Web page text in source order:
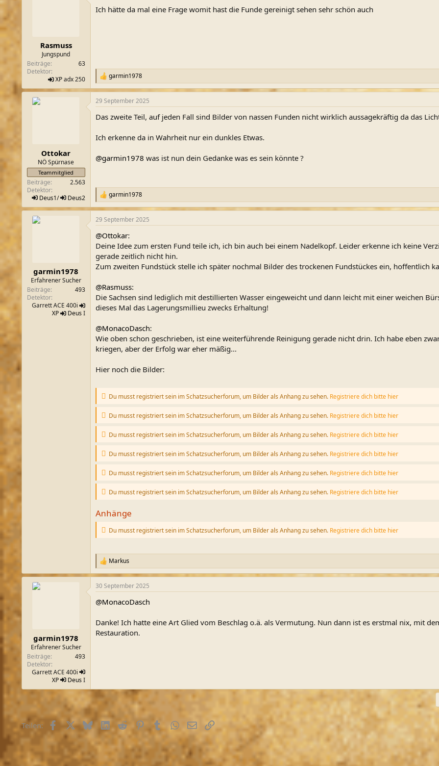
i
Rasmuss
Jungspund
Beiträge
63
Detektor
XPadx 250
Ich hätte da mal eine Frage womit hast die Funde gereinigt sehen sehr schön auch
R
e
a
k
i
n
e
:
garmin1978
Ottokar
NÖ Spürnase
Teammitglied
Beiträge
2.563
Detektor
Deus1/ Deus2
29 September 2025
Das zweite Teil, auf jeden Fall sind Bilder von nassen Funden nicht wirklich aussagekräftig da das
Ich erkenne da in Wahrheit nur ein dunkles Etwas.
@garmin1978 was ist nun dein Gedanke was es sein könnte ?
R
e
a
k
i
o
e
n
garmin1978
garmin1978
Erfahrener Sucher
Beiträge
493
Detektor
Garrett ACE 400i
XP
DeusI
29 September 2025
@Ottokar:
Deine Idee zum ersten Fund teile ich, ich bin auch bei einem Nadelkopf. Leider erkenne ich keine
gerade zeitlich nicht hin.
Zum zweiten Fundstück stelle ich später nochmal Bilder des trockenen Fundstückes ein, hoffentlich
@Rasmuss:
Die Sachsen sind lediglich mit destillierten Wasser eingeweicht und dann leicht mit einer weichen
dieses Mal das Lagerungsmillieu zwecks Erhaltung!
@MonacoDasch:
Wie oben schon geschrieben, ist eine weiterführende Reinigung gerade nicht drin. Ich habe eben
kriegen, aber der Erfolg war eher mäßig...
Hier noch die Bilder:
Du musst registriert sein im Schatzsucherforum, um Bilder als Anhang zu sehen. Registriere dich bitte hier
Du musst registriert sein im Schatzsucherforum, um Bilder als Anhang zu sehen. Registriere dich bitte hier
Du musst registriert sein im Schatzsucherforum, um Bilder als Anhang zu sehen. Registriere dich bitte hier
Du musst registriert sein im Schatzsucherforum, um Bilder als Anhang zu sehen. Registriere dich bitte hier
Du musst registriert sein im Schatzsucherforum, um Bilder als Anhang zu sehen. Registriere dich bitte hier
Du musst registriert sein im Schatzsucherforum, um Bilder als Anhang zu sehen. Registriere dich bitte hier
Anhänge
Du musst registriert sein im Schatzsucherforum, um Bilder als Anhang zu sehen. Registriere dich bitte hier
R
e
a
k
i
n
e
n
Markus
garmin1978
Erfahrener Sucher
Beiträge
493
Detektor
Garrett ACE 400i
XP
DeusI
30 September 2025
@MonacoDasch
Danke! Ich hatte eine Art Glied vom Beschlag o.ä. als Vermutung. Nun dann ist es erstmal nix, mit
Restauration.
Teilen: FacebookX (Twitter)
BlueskyLinkedIn
Reddit PinterestTumblrWhatsApp
E-MailLink